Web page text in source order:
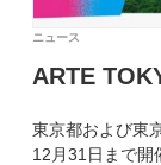
ニュース
ARTE
東京都および東
12月31日まで開